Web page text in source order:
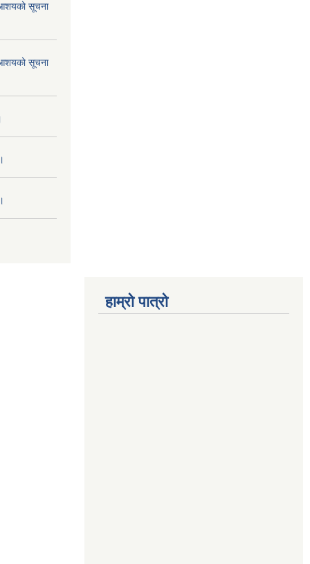
आशयको सूचना
आशयको सूचना
हाम्रो पात्रो